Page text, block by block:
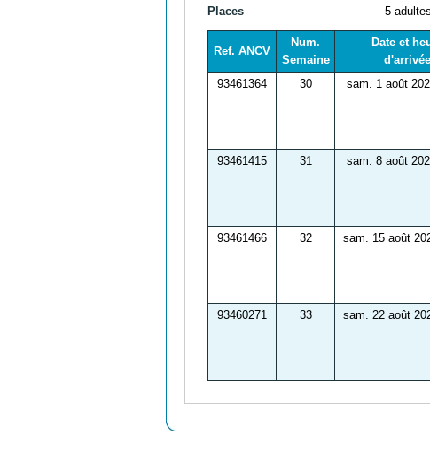
Places 5 adultes
Ref. ANCV
Num.
Semaine
Date et
d'arrivée
93461364 30 sam. 1 août
93461415
31 sam. 8 août
93461466
32 sam. 15 août
93460271
33 sam. 22 août